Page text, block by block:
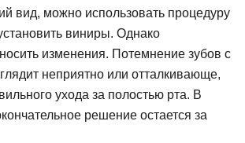
вид, можно использовать процедуру
виниры. Однако
изменения. Потемнение зубов с
неприятно или отталкивающе,
ухода за полостью рта. В
решение остается за